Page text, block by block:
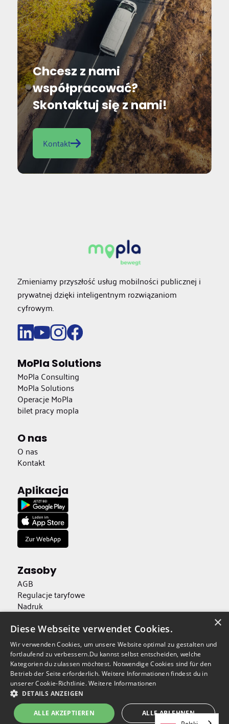
Chcesz z nami
współpracować?
Skontaktuj się z nami!
Kontakt
Zmieniamy przyszłość usług mobilności publicznej i
prywatnej dzięki inteligentnym rozwiązaniom
cyfrowym.
MoPla Solutions
MoPla Consulting
MoPla Solutions
Operacje MoPla
bilet pracy mopla
O nas
O nas
Kontakt
Aplikacja
Zasoby
AGB
Regulacje taryfowe
Nadruk
Dostępność
Pobieranie kluczy publicznych
Anuluj umowy tutaj
Wykonane z w Monachium
© 2025 Golden Web Age
×
Diese Webseite verwendet Cookies.
Wir verwenden Cookies, um unsere Website optimal zu gestalten und
fortlaufend zu verbessern.Du kannst selbst entscheiden, welche
Kategorien du zulassen möchtest. Notwendige Cookies sind für den
Betrieb der Seite erforderlich. Weitere Informationen findest du in
unserer Cookie-Richtlinie.Weitere Informationen
DETAILS ANZEIGEN
ALLE AKZEPTIEREN ALLE ABLEHNEN